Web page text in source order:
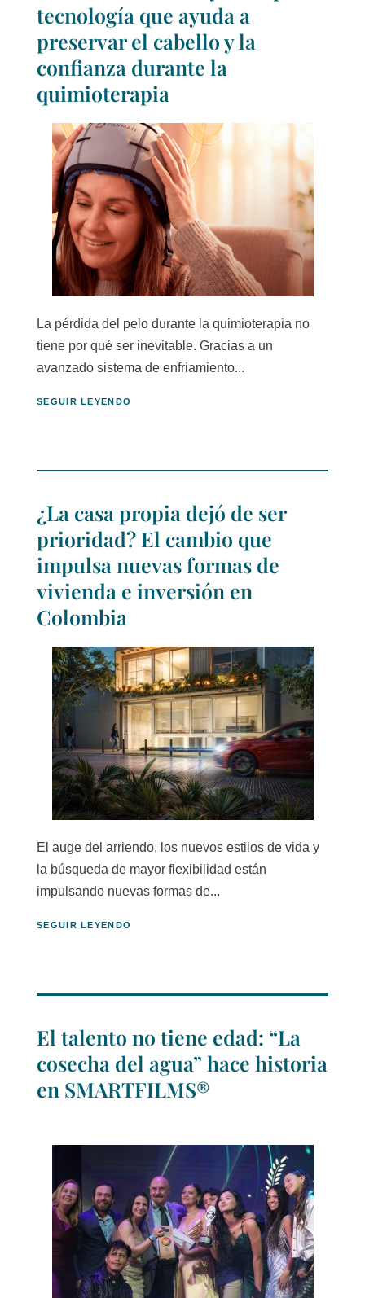
tecnología que ayuda a
preservar el cabello y la
confianza durante la
quimioterapia
La pérdida del pelo durante la quimioterapia no
tiene por qué ser inevitable. Gracias a un
avanzado sistema de enfriamiento...
SEGUIR LEYENDO
¿La casa propia dejó de ser
prioridad? El cambio que
impulsa nuevas formas de
vivienda e inversión en
Colombia
El auge del arriendo, los nuevos estilos de vida y
la búsqueda de mayor flexibilidad están
impulsando nuevas formas de...
SEGUIR LEYENDO
El talento no tiene edad: “La
cosecha del agua” hace historia
en SMARTFILMS®